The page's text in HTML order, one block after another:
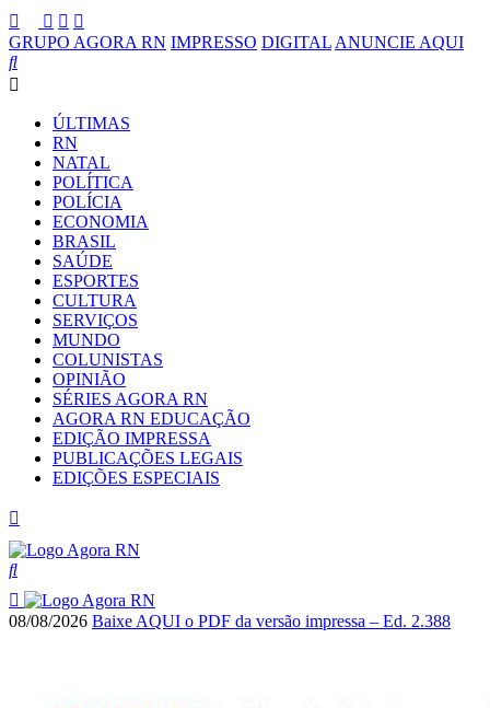
GRUPO AGORA RN IMPRESSO DIGITAL ANUNCIE AQUI
ÚLTIMAS
RN
NATAL
POLÍTICA
POLÍCIA
ECONOMIA
BRASIL
SAÚDE
ESPORTES
CULTURA
SERVIÇOS
MUNDO
COLUNISTAS
OPINIÃO
SÉRIES AGORA RN
AGORA RN EDUCAÇÃO
EDIÇÃO IMPRESSA
PUBLICAÇÕES LEGAIS
EDIÇÕES ESPECIAIS
08/08/2026 Baixe AQUI o PDF da versão impressa – Ed. 2.388